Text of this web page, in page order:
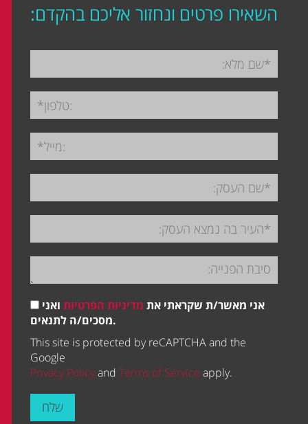
השאירו פרטים ונחזור אליכם בהקדם:
אני מאשר/ת שקראתי את מדיניות הפרטיות ואני
מסכים/ה לתנאים.
This site is protected by reCAPTCHA and the
Google
Privacy Policyand Terms of Service apply.
שלח